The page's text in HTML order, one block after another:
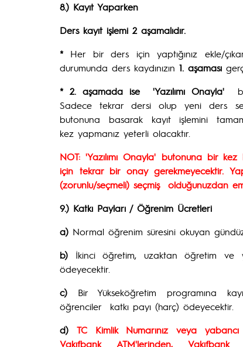
8.) Kayıt Yaparken
Ders kayıt işlemi 2 aşamalıdır.
* Her bir ders için yaptığınız ekle/
durumunda ders kaydınızın 1. aşaması
* 2. aşamada ise
'Yazılımı Onayla'
Sadece tekrar dersi olup yeni ders
butonuna basarak kayıt işlemini
kez yapmanız yeterli olacaktır.
NOT: 'Yazılımı Onayla' butonuna bir kez
için tekrar bir onay gerekmeyecektir.
(zorunlu/seçmeli) seçmiş olduğunuzdan
9.) Katkı Payları / Öğrenim Ücretleri
a) Normal öğrenim süresini okuyan
b) İkinci öğretim, uzaktan öğretim ve
ödeyecektir.
c) Bir Yükseköğretim programına
öğrenciler katkı payı (harç) ödeyecektir.
d) TC Kimlik Numarınız veya
Vakıfbank ATM'lerinden,